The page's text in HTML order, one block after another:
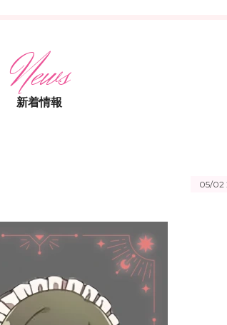
新着情報
05/02